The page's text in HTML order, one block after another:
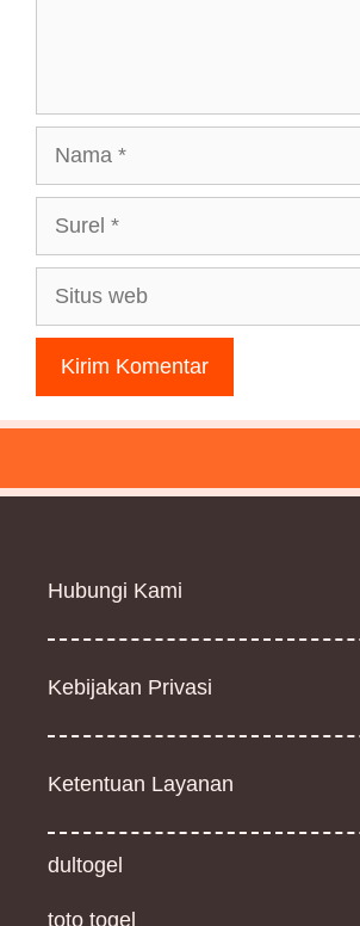
Nama
Surel
Situs
web
Hubungi Kami
Kebijakan Privasi
Ketentuan Layanan
dultogel
toto togel